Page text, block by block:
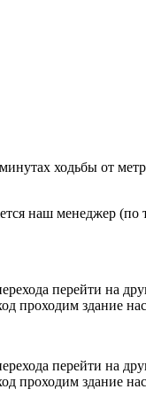
ходьбы от
наш менеджер
перейти на
здание
перейти на
здание